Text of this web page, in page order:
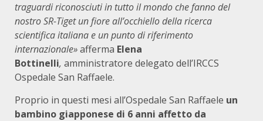
traguardi riconosciuti in tutto il mondo che fanno del
nostro SR-Tiget un fiore all’occhiello della ricerca
scientifica italiana e un punto di riferimento
internazionale»afferma Elena
Bottinelli, amministratore delegato dell’IRCCS
Ospedale San Raffaele.
Proprio in questi mesi all’Ospedale San Raffaele un
bambino giapponese di 6 anni affetto da